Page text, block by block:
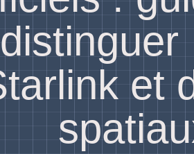
distinguer
et